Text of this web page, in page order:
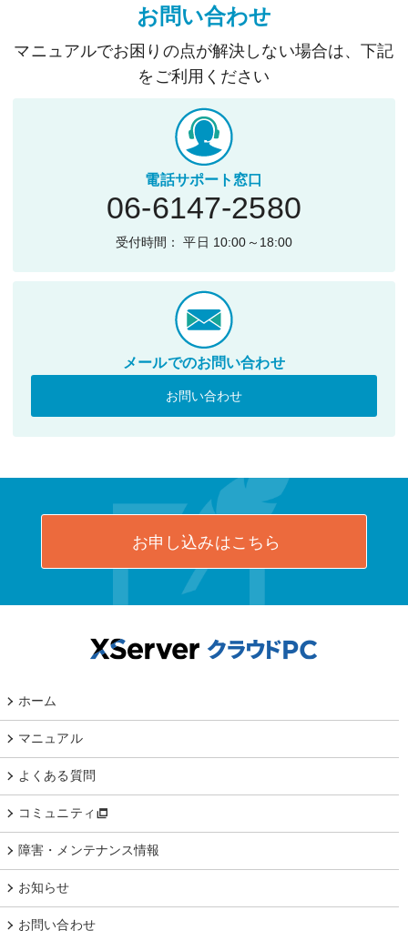
お問い合わせ
マニュアルでお困りの点が解決しない場合は、下記
をご利用ください
電話サポート窓口
06-6147-2580
受付時間： 平日 10:00～18:00
メールでのお問い合わせ
お問い合わせ
お申し込みはこちら
ホーム
マニュアル
よくある質問
コミュニティ
障害・メンテナンス情報
お知らせ
お問い合わせ